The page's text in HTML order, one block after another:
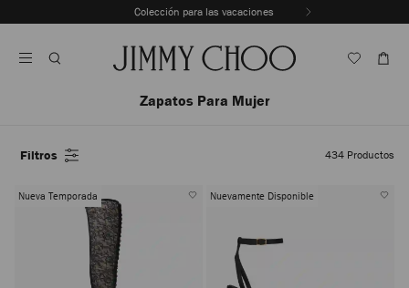
Al
Colección para las vacaciones
reproducción
Zapatos Para Mujer
Filtros 434 Productos
Nueva Temporada Nuevamente Disponible